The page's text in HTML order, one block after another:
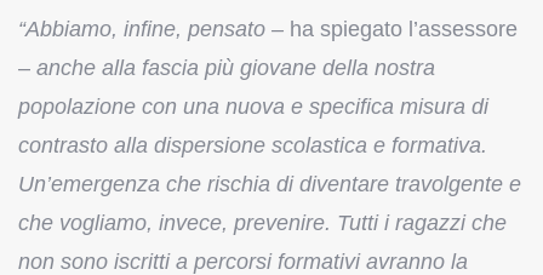
“Abbiamo, infine, pensato – ha spiegato l’assessore
– anche alla fascia più giovane della nostra
popolazione con una nuova e specifica misura di
contrasto alla dispersione scolastica e formativa.
Un’emergenza che rischia di diventare travolgente e
che vogliamo, invece, prevenire. Tutti i ragazzi che
non sono iscritti a percorsi formativi avranno la